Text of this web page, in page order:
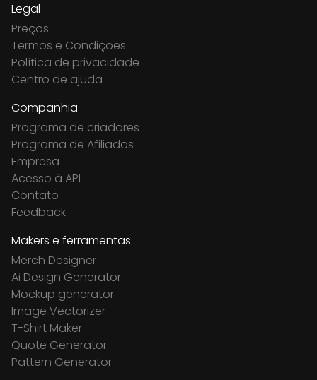
Legal
Preços
Termos e Condições
Política de privacidade
Centro de ajuda
Companhia
Programa de criadores
Programa de Afiliados
Empresa
Acesso à API
Contato
Feedback
Makers e ferramentas
Merch Designer
Ai Design Generator
Mockup generator
Image Vectorizer
T-Shirt Maker
Quote Generator
Pattern Generator